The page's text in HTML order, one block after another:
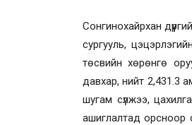
Сонгинохайрхан
сургууль,
төсвийн хөрөнгө
давхар, нийт 2,431.3
шугам сүлжээ,
ашиглалтад орсноор